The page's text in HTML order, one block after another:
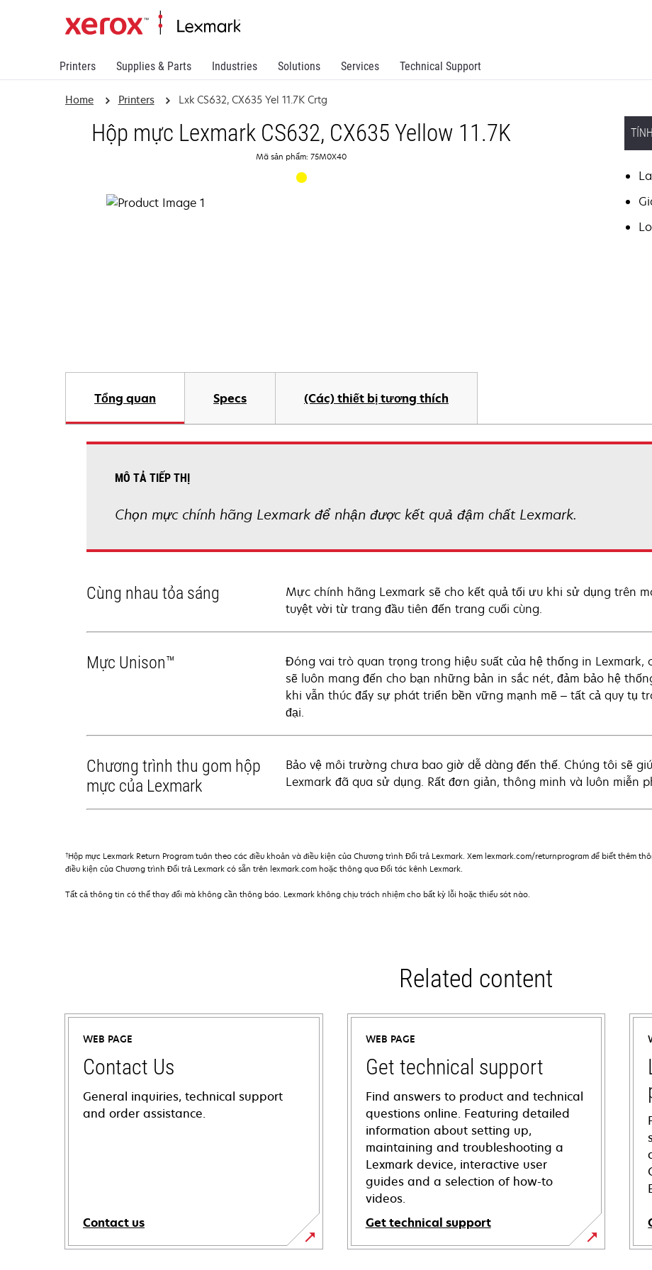
Printers Supplies & Parts Industries Solutions Services Technical Support
Home Printers Lxk CS632, CX635 Yel 11.7K Crtg
Hộp mực Lexmark CS632, CX635 Yellow 11.7K
Mã sản phẩm: 75M0X40
Tổng quan Specs (Các) thiết bị tương thích
MÔ TẢ TIẾP THỊ
Chọn mực chính hãng Lexmark để nhận được kết quả đậm chất Lexmark.
Cùng nhau tỏa sáng
Mực chính hãng Lexmark sẽ cho kết quả tối ưu khi sử dụng trên
tuyệt vời từ trang đầu tiên đến trang cuối cùng.
Mực Unison™
Đóng vai trò quan trọng trong hiệu suất của hệ thống in
sẽ luôn mang đến cho bạn những bản in sắc nét, đảm bảo hệ
khi vẫn thúc đẩy sự phát triển bền vững mạnh mẽ – tất cả quy tụ
đại.
Chương trình thu gom hộp
mực của Lexmark
Bảo vệ môi trường chưa bao giờ dễ dàng đến thế. Chúng tôi sẽ
Lexmark đã qua sử dụng. Rất đơn giản, thông minh và luôn miễn
†Hộp mực Lexmark Return Program tuân theo các điều khoản và điều kiện của Chương trình Đổi trả Lexmark. Xem lexmark.com/returnprogram để biết thêm
điều kiện của Chương trình Đổi trả Lexmark có sẵn trên lexmark.com hoặc thông qua Đối tác kênh Lexmark.
Tất cả thông tin có thể thay đổi mà không cần thông báo. Lexmark không chịu trách nhiệm cho bất kỳ lỗi hoặc thiếu sót nào.
Related content
WEB PAGE
Contact Us
General inquiries, technical support
and order assistance.
Contact us
WEB PAGE
Get technical support
Find answers to product and technical
questions online. Featuring detailed
information about setting up,
maintaining and troubleshooting a
Lexmark device, interactive user
guides and a selection of how-to
videos.
Get technical support
opens